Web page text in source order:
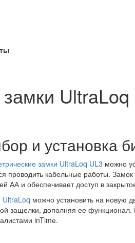
замки
и установка
замки UltraLoq UL3 можно
проводить кабельные работы.
АА и обеспечивает доступ в
UltraLoq можно установить на новую
защелки, дополняя ее
inTimе.